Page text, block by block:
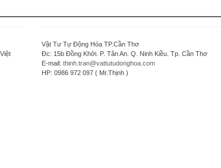
Vật Tư Tự Động Hóa TP.Cần Thơ
Đc: 15b Đồng Khởi. P. Tân An. Q. Ninh Kiều. Tp. Cần Thơ
E-mail: thinh.tran@vattutudonghoa.com
HP: 0986 972 097 ( Mr.Thịnh )